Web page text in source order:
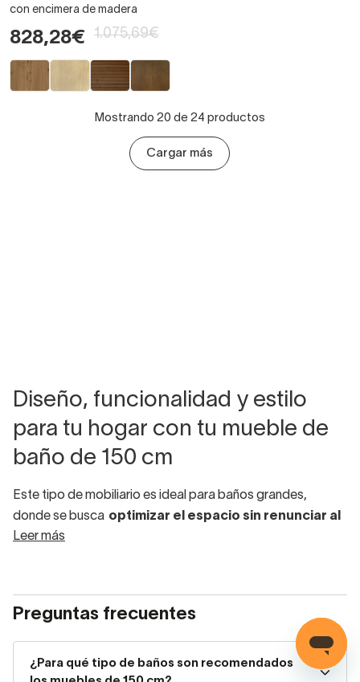
con encimera de madera
828,28€ 1.075,69€
Mostrando 20 de 24 productos
Cargar más
Diseño, funcionalidad y estilo
para tu hogar con tu mueble de
baño de 150 cm
Este tipo de mobiliario es ideal para baños grandes,
donde se busca optimizar el espacio sin renunciar al
diseño. En Decorabaño te ofrecemos una amplia
de decoración
¿Para qué tipo de baños son
Leer más
Preguntas frecuentes
¿Para qué tipo de baños son recomendados